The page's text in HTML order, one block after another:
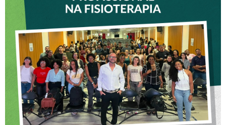
VICE-PRESIDENTE DO
CREFITO-7 PARTICIPA DE
OFICINA SOBRE ÉTICA E
POSTURA PROFISSIONAL
NA FISIOTERAPIA